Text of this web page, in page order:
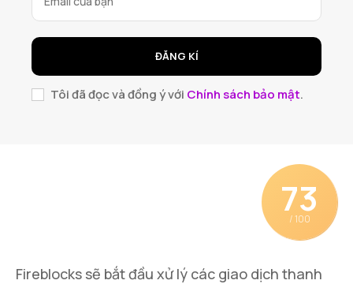
ĐĂNG KÍ
Tôi đã đọc và đồng ý với Chính sách bảo mật.
73
/ 100
Fireblocks sẽ bắt đầu xử lý các giao dịch thanh